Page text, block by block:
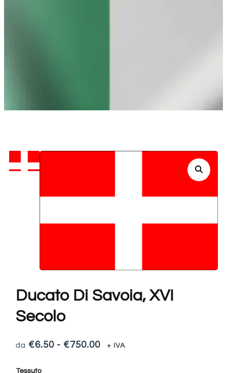
Ducato Di Savoia, XVI
Secolo
€6.50 - €750.00 + IVA
Tessuto